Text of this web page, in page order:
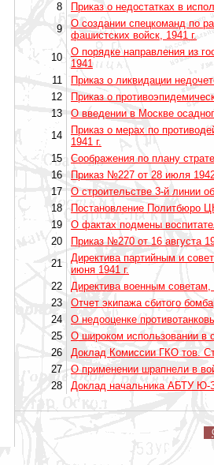
8
Приказ о недостатках в
9
О создании спецкоманд по
фашистских войск, 1941 г.
10
О порядке направления из
1941
11
Приказ о ликвидации
12
Приказ о
13
О введении в Москве
14
Приказ о мерах по
1941 г.
15
Соображения по плану
16
Приказ №227 от 28 июля
17
О строительстве 3-й линии
18
Постановление Политбюро
19
О фактах подмены
20
Приказ №270 от 16 августа
21
Директива партийным и
июня 1941 г.
22
Директива военным советам,
23
Отчет экипажа сбитого
24
О недооценке
25
О широком использовании в
26
Доклад Комиссии ГКО тов.
27
О применении шрапнели в
28
Доклад начальника АБТУ Ю-